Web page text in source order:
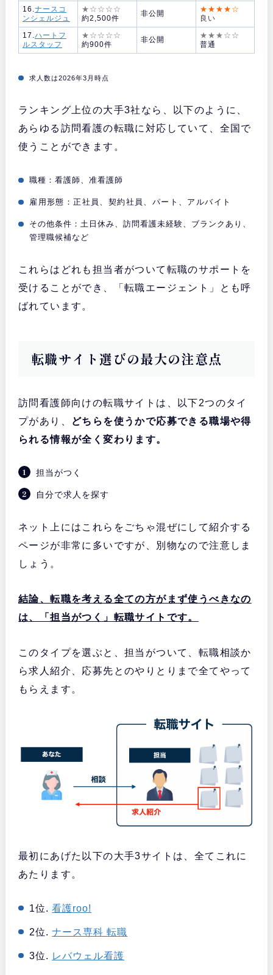
16. ナースコ
ンシェルジュ
★☆☆☆☆
約2,500件
非公開
★★★★☆
良い
17. ハートフ
ルスタッフ
★☆☆☆☆
約900件
非公開
★★★☆☆
普通
求人数は2026年3月時点
ランキング上位の大手3社なら、以下のように、
あらゆる訪問看護の転職に対応していて、全国で
使うことができます。
職種：看護師、准看護師
雇用形態：正社員、契約社員、パート、アルバイト
その他条件：土日休み、訪問看護未経験、ブランクあり、
管理職候補など
これらはどれも担当者がついて転職のサポートを
受けることができ、「転職エージェント」とも呼
ばれています。
転職サイト選びの最大の注意点
訪問看護師向けの転職サイトは、以下2つのタイ
プがあり、
どちらを使うかで応募できる職場や得
られる情報が全く変わります。
担当がつく
自分で求人を探す
ネット上にはこれらをごちゃ混ぜにして紹介する
ページが非常に多いですが、別物なので注意しま
しょう。
結論、転職を考える全ての方がまず使うべきなの
は、「担当がつく」転職サイトです。
このタイプを選ぶと、担当がついて、転職相談か
ら求人紹介、応募先とのやりとりまで全てやって
もらえます。
最初にあげた以下の大手3サイトは、全てこれに
あたります。
1位.看護roo!
2位.ナース専科 転職
3位. レバウェル看護